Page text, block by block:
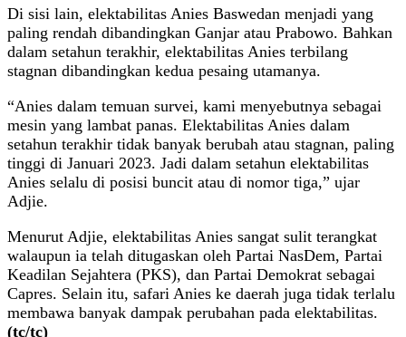
Di sisi lain, elektabilitas Anies Baswedan menjadi yang
paling rendah dibandingkan Ganjar atau Prabowo. Bahkan
dalam setahun terakhir, elektabilitas Anies terbilang
stagnan dibandingkan kedua pesaing utamanya.
“Anies dalam temuan survei, kami menyebutnya sebagai
mesin yang lambat panas. Elektabilitas Anies dalam
setahun terakhir tidak banyak berubah atau stagnan, paling
tinggi di Januari 2023. Jadi dalam setahun elektabilitas
Anies selalu di posisi buncit atau di nomor tiga,” ujar
Adjie.
Menurut Adjie, elektabilitas Anies sangat sulit terangkat
walaupun ia telah ditugaskan oleh Partai NasDem, Partai
Keadilan Sejahtera (PKS), dan Partai Demokrat sebagai
Capres. Selain itu, safari Anies ke daerah juga tidak terlalu
membawa banyak dampak perubahan pada elektabilitas.
(tc/tc)